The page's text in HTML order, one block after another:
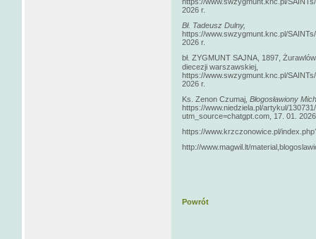
2026 r.
Bł. Tadeusz Dulny,
https://www.swzygmunt.knc.pl/
2026 r.
bł. ZYGMUNT SAJNA, 1897,
diecezji warszawskiej,
https://www.swzygmunt.knc.pl/
2026 r.
Ks. Zenon Czumaj, Błogosławiony
https://www.niedziela.pl/artykul/
utm_source=chatgpt.com, 17. 01.
https://www.krzczonowice.pl/
http://www.magwil.lt/
Powrót